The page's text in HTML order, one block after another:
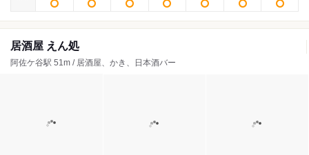
居酒屋 えん処
阿佐ケ谷駅 51m / 居酒屋、かき、日本酒バー